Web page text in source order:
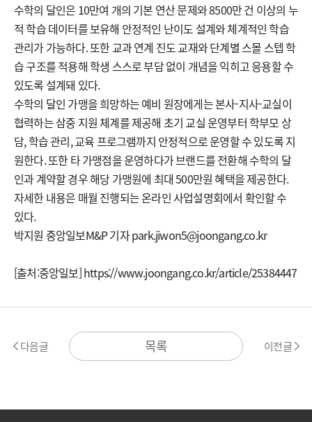
수학의 달인은 10만여 개의 기본 연산 문제와 8500만 건 이상의 누
적 학습 데이터를 보유해 안정적인 난이도 설계와 체계적인 학습
관리가 가능하다. 또한 교과 연계 진도 교재와 단계별 스몰 스텝 학
습 구조를 적용해 학생 스스로 부담 없이 개념을 익히고 응용할 수
있도록 설계돼 있다.
수학의 달인 가맹을 희망하는 예비 원장에게는 본사-지사-교실이
협력하는 삼중 지원 체계를 제공해 초기 교실 운영부터 학부모 상
담, 학습 관리, 교육 프로그램까지 안정적으로 운영할 수 있도록 지
원한다. 또한 타 가맹점을 운영하다가 브랜드를 전환해 수학의 달
인과 계약할 경우 해당 가맹원에 최대 500만원 혜택을 제공한다.
자세한 내용은 매월 진행되는 온라인 사업설명회에서 확인할 수
있다.
박지원 중앙일보M&P 기자 park.jiwon5@joongang.co.kr
[출처:중앙일보] https://www.joongang.co.kr/article/25384447
다음글 목록 이전글